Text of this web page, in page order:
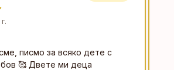
писмо за всяко дете с
🥰 Двете ми деца